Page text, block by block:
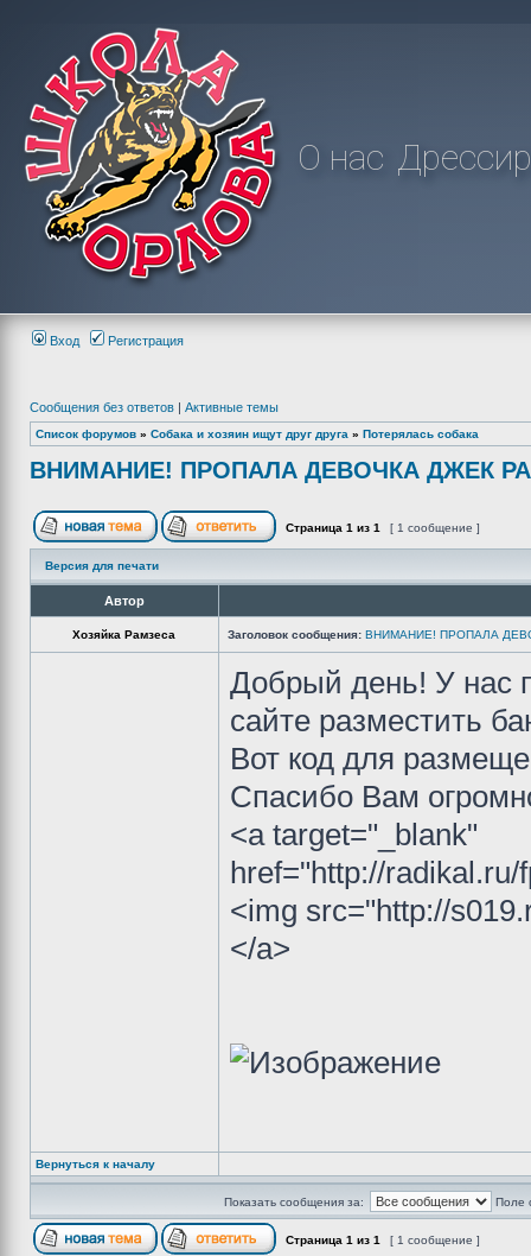
О нас
Вход Регистрация
Сообщения без ответов | Активные темы
Список форумов » Собака и хозяин ищут друг друга » Потерялась собака
ВНИМАНИЕ! ПРОПАЛА ДЕВОЧКА ДЖЕК
Страница 1 из 1 [ 1 сообщение ]
Версия для печати
Автор
Хозяйка Рамзеса Заголовок сообщения: ВНИМАНИЕ! ПРОПАЛА
Добрый день! У нас
сайте разместить
Вот код для
Спасибо Вам
<a target="_blank"
href="http://
<img src="http://
</a>
Вернуться к началу
Показать сообщения за: Поле
Страница 1 из 1 [ 1 сообщение ]